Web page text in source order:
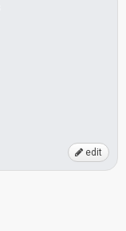
edit